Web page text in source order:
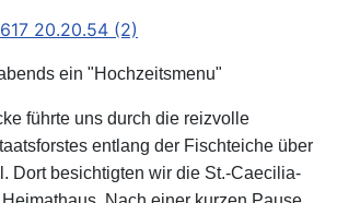
ein "Hochzeitsmenu"
führte uns durch die reizvolle
entlang der Fischteiche über
Dort besichtigten wir die St.-Caecilia-